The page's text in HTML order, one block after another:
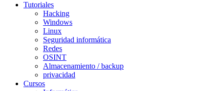
Tutoriales
Hacking
Windows
Linux
Seguridad informática
Redes
OSINT
Almacenamiento / backup
privacidad
Cursos